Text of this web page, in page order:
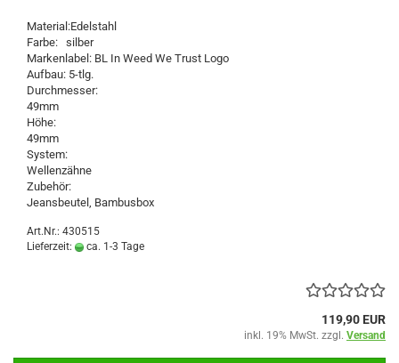
Material:Edelstahl
Farbe: silber
Markenlabel: BL In Weed We Trust Logo
Aufbau: 5-tlg.
Durchmesser:
49mm
Höhe:
49mm
System:
Wellenzähne
Zubehör:
Jeansbeutel, Bambusbox
Art.Nr.: 430515
Lieferzeit:
ca. 1-3 Tage
119,90 EUR
inkl. 19% MwSt. zzgl. Versand